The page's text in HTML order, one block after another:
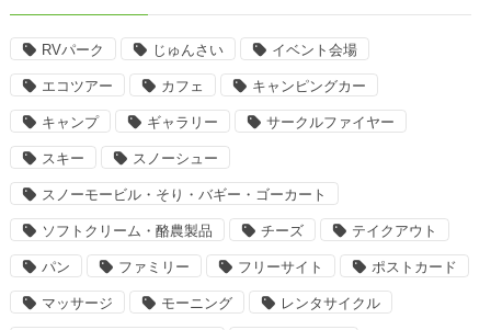
RVパーク じゅんさい イベント会場
エコツアー カフェ キャンピングカー
キャンプ ギャラリー サークルファイヤー
スキー スノーシュー
スノーモービル・そり・バギー・ゴーカート
ソフトクリーム・酪農製品 チーズ テイクアウト
パン ファミリー フリーサイト ポストカード
マッサージ モーニング レンタサイクル